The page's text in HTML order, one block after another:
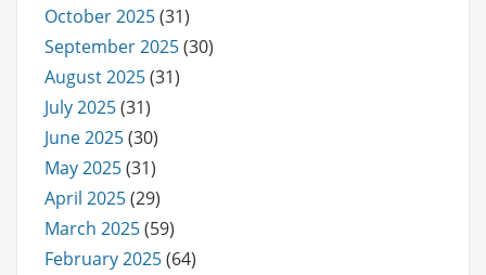
October 2025(31)
September 2025(30)
August 2025(31)
July 2025(31)
June 2025(30)
May 2025(31)
April 2025(29)
March 2025(59)
February 2025(64)